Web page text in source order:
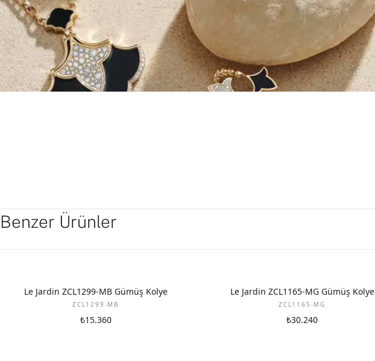
Benzer Ürünler
Le Jardin ZCL1299-MB Gümüş Kolye
ZCL1299-MB
₺15.360
Le Jardin ZCL1165-MG Gümüş Kolye
ZCL1165-MG
₺30.240